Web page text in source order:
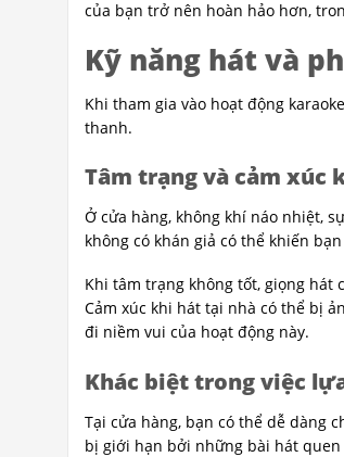
của bạn trở nên hoàn hảo hơn,
Kỹ năng hát và
Khi tham gia vào hoạt động
thanh.
Tâm trạng và cảm xúc
Ở cửa hàng, không khí náo nhiệt,
không có khán giả có thể khiến
Khi tâm trạng không tốt, giọng hát
Cảm xúc khi hát tại nhà có thể bị
đi niềm vui của hoạt động này.
Khác biệt trong việc
Tại cửa hàng, bạn có thể dễ dàng
bị giới hạn bởi những bài hát